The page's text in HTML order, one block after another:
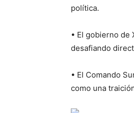
política.
• El gobierno de
desafiando
• El Comando
como una